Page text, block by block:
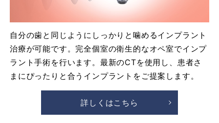
自分の歯と同じようにしっかりと噛めるインプラント
治療が可能です。完全個室の衛生的なオペ室でインプ
ラント手術を行います。最新のCTを使用し、患者さ
まにぴったりと合うインプラントをご提案します。
詳しくはこちら